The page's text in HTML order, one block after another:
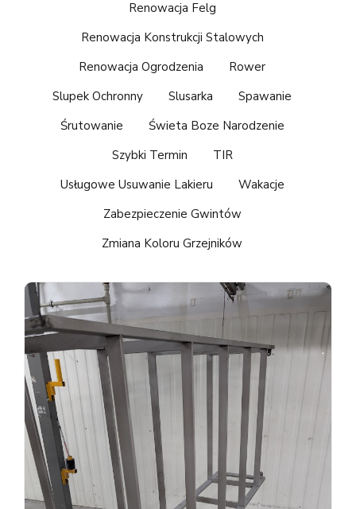
Renowacja Felg
Renowacja Konstrukcji Stalowych
Renowacja Ogrodzenia
Rower
Slupek Ochronny
Slusarka
Spawanie
Śrutowanie
Świeta Boze Narodzenie
Szybki Termin
TIR
Usługowe Usuwanie Lakieru
Wakacje
Zabezpieczenie Gwintów
Zmiana Koloru Grzejników